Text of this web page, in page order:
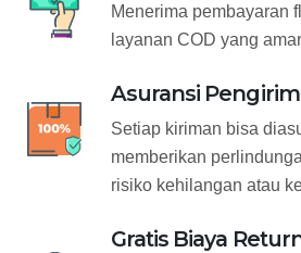
Menerima pembayaran
layanan COD yang
Asuransi
Setiap kiriman bisa
memberikan
risiko kehilangan atau
Gratis Biaya